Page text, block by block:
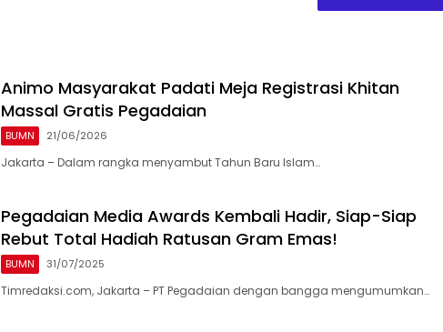
‎Animo Masyarakat Padati Meja Registrasi Khitan
Massal Gratis Pegadaian
BUMN 21/06/2026
Jakarta – Dalam rangka menyambut Tahun Baru Islam…
Pegadaian Media Awards Kembali Hadir, Siap-Siap
Rebut Total Hadiah Ratusan Gram Emas!
BUMN 31/07/2025
Timredaksi.com, Jakarta – PT Pegadaian dengan bangga mengumumkan…